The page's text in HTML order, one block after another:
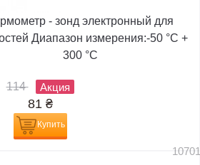
- зонд электронный для
Диапазон измерения:-50 °C +
300 °C
114 Акция
81 ₴
Купить